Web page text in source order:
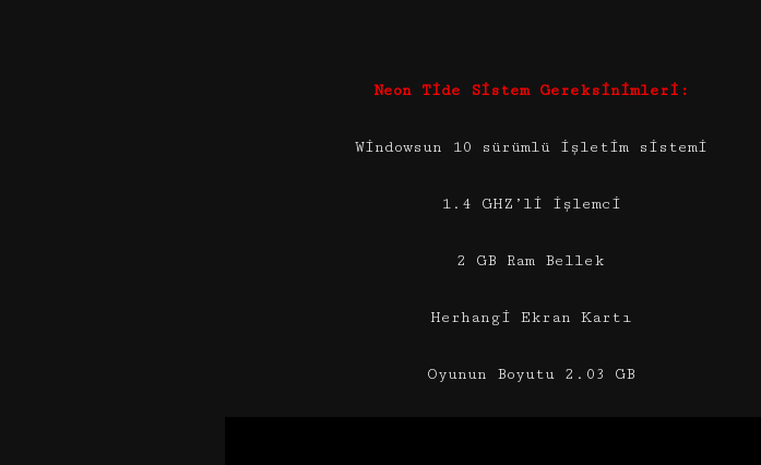
Neon Tide Sistem Gereksinimleri:
Windowsun 10 sürümlü işletim sistemi
1.4 GHZ’li işlemci
2 GB Ram Bellek
Herhangi Ekran Kartı
Oyunun Boyutu 2.03 GB